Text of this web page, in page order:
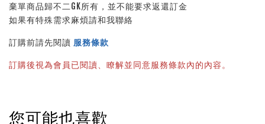
棄單商品歸不二GK所有，並不能要求返還訂金
如果有特殊需求麻煩請和我聯絡
訂購前請先閱讀 服務條款
訂購後視為會員已閱讀、瞭解並同意服務條款內的內容。
您可能也喜歡